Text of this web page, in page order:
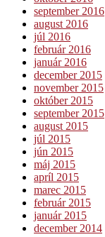
september 2016
august 2016
júl 2016
február 2016
január 2016
december 2015
november 2015
október 2015
september 2015
august 2015
júl 2015
jún 2015
máj 2015
apríl 2015
marec 2015
február 2015
január 2015
december 2014